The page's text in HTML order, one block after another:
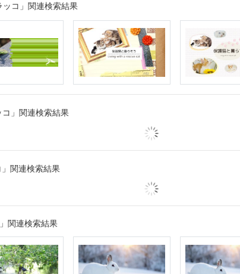
ッコ」関連検索結果
」関連検索結果
関連検索結果
関連検索結果